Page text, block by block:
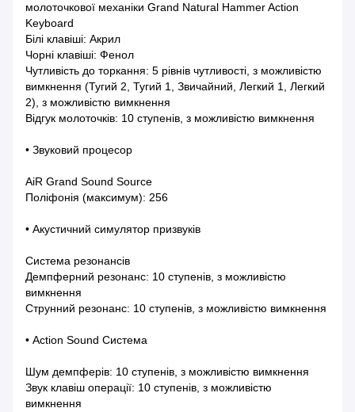
молоточкової механіки Grand Natural Hammer Action
Keyboard
Білі клавіші: Акрил
Чорні клавіші: Фенол
Чутливість до торкання: 5 рівнів чутливості, з можливістю
вимкнення (Тугий 2, Тугий 1, Звичайний, Легкий 1, Легкий
2), з можливістю вимкнення
Відгук молоточків: 10 ступенів, з можливістю вимкнення
• Звуковий процесор
AiR Grand Sound Source
Поліфонія (максимум): 256
• Акустичний симулятор призвуків
Система резонансів
Демпферний резонанс: 10 ступенів, з можливістю
вимкнення
Струнний резонанс: 10 ступенів, з можливістю вимкнення
• Action Sound Система
Шум демпферів: 10 ступенів, з можливістю вимкнення
Звук клавіш операції: 10 ступенів, з можливістю
вимкнення